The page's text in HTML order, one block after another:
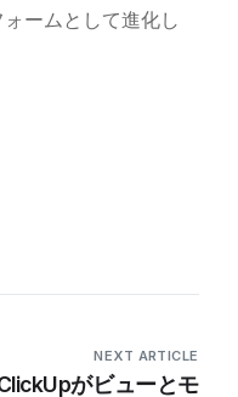
ームとして進化し
NEXT ARTICLE
がビューとモ